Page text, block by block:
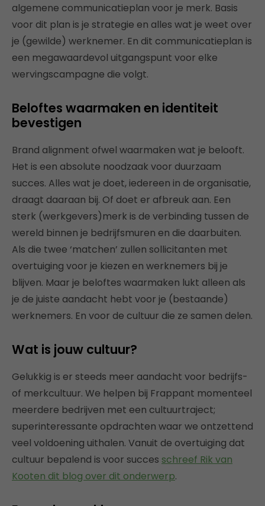
algemene communicatieplan voor je merk. Basis
voor dit plan is je strategie en alles wat je weet over
je (gewilde) werknemer. En dit communicatieplan is
een megawaardevol uitgangspunt voor elke
wervingscampagne die volgt.
Beloftes waarmaken en identiteit
bevestigen
Brand alignment ofwel waarmaken wat je belooft.
Het is een absolute noodzaak voor duurzaam
succes. Alles wat je doet, iedereen in de organisatie,
draagt daaraan bij. Of doet er afbreuk aan. Een
sterk (werkgevers)merk is de verbinding tussen de
wereld binnen je bedrijfsmuren en die daarbuiten.
Als die twee ‘matchen’ zullen sollicitanten met
overtuiging voor je kiezen en werknemers bij je
blijven. Maar je beloftes waarmaken lukt alleen als
je de juiste aandacht hebt voor je (bestaande)
werknemers. En voor de cultuur die ze samen delen.
Wat is jouw cultuur?
Gelukkig is er steeds meer aandacht voor bedrijfs-
of merkcultuur. We helpen bij Frappant momenteel
meerdere bedrijven met een cultuurtraject;
superinteressante opdrachten waar we ontzettend
veel voldoening uithalen. Vanuit de overtuiging dat
cultuur bepalend is voor succes schreef Rik van
Kooten dit blog over dit onderwerp.